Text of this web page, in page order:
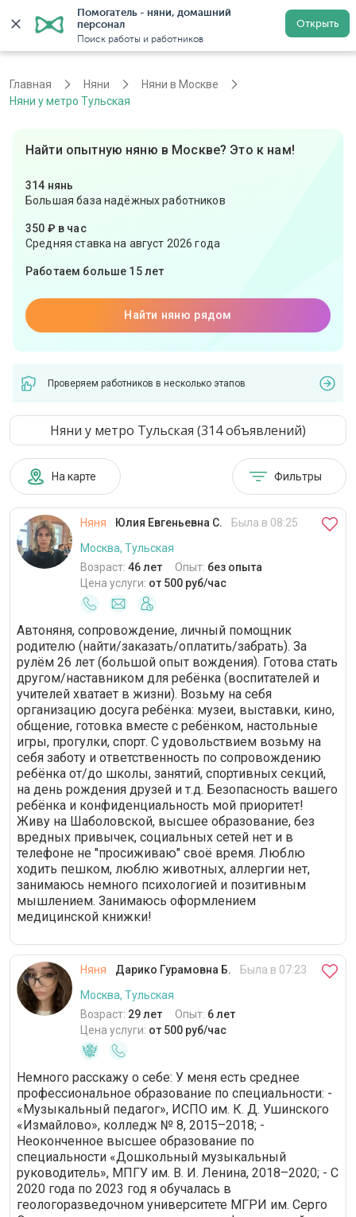
Помогатель - няни, домашний
персонал
Поиск работы и работников
Открыть
Регистрация
Главная Няни
Няни в Москве
Няни у метро Тульская
Найти опытную няню в Москве? Это к нам!
314 нянь
Большая база надёжных работников
350 ₽ в час
Средняя ставка на август 2026 года
Работаем больше 15 лет
Найти няню рядом
Проверяем работников в несколько этапов
Няни у метро Тульская (314 объявлений)
На карте Фильтры
Няня Юлия Евгеньевна С.
Была в 08:25
Москва, Тульская
Возраст: 46 лет Опыт: без опыта
Цена услуги: от 500 руб/час
Автоняня, сопровождение, личный помощник
родителю (найти/заказать/оплатить/забрать). За
рулём 26 лет (большой опыт вождения). Готова стать
другом/наставником для ребёнка (воспитателей и
учителей хватает в жизни). Возьму на себя
организацию досуга ребёнка: музеи, выставки, кино,
общение, готовка вместе с ребёнком, настольные
игры, прогулки, спорт. С удовольствием возьму на
себя заботу и ответственность по сопровождению
ребёнка от/до школы, занятий, спортивных секций,
на день рождения друзей и т.д. Безопасность вашего
ребёнка и конфиденциальность мой приоритет!
Живу на Шаболовской, высшее образование, без
вредных привычек, социальных сетей нет и в
телефоне не "просиживаю" своё время. Люблю
ходить пешком, люблю животных, аллергии нет,
занимаюсь немного психологией и позитивным
мышлением. Занимаюсь оформлением
медицинской книжки!
Няня Дарико Гурамовна Б.
Была в 07:23
Москва, Тульская
Возраст: 29 лет Опыт: 6 лет
Цена услуги: от 500 руб/час
Немного расскажу о себе: У меня есть среднее
профессиональное образование по специальности: -
«Музыкальный педагог», ИСПО им. К. Д. Ушинского
«Измайлово», колледж № 8, 2015–2018; -
Неоконченное высшее образование по
специальности «Дошкольный музыкальный
руководитель», МПГУ им. В. И. Ленина, 2018–2020; - С
2020 года по 2023 год я обучалась в
геологоразведочном университете МГРИ им. Серго